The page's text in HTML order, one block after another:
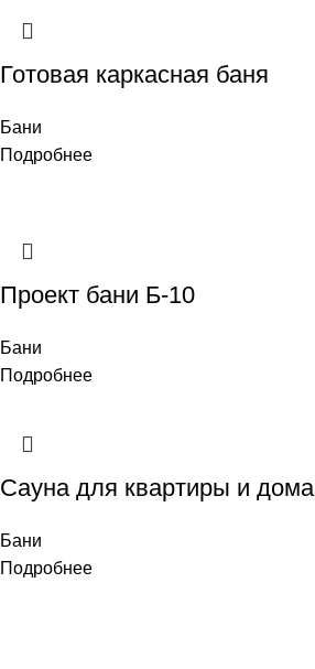
Готовая каркасная баня
Бани
Подробнее
Проект бани Б-10
Бани
Подробнее
Сауна для квартиры и дома
Бани
Подробнее